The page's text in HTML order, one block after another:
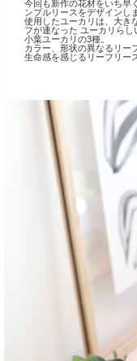
今回も新作の花材をいち早
ンプルリースをデザインし
使用したユーカリは、大き
フが連なった ユーカリら
小葉ユーカリの3種。
カラー、形状の異なるリー
生命感を感じるリーフリー